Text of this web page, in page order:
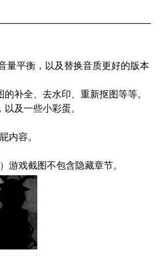
量平衡，以及替换音质更好的版本
补全、去水印、重新抠图等等。
及一些小彩蛋。
内容。
游戏截图不包含隐藏章节。